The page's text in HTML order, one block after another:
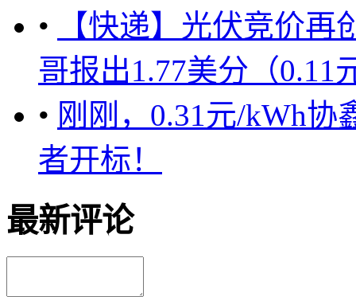
•
【快递】光伏竞价
哥报出1.77美分（0.11
• 刚刚，0.31元/kWh
者开标！
最新评论